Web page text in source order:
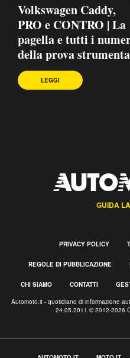
Volkswagen Caddy,
PRO e CONTRO | La
pagella e tutti i
della prova
LEGGI
GUIDA
PRIVACY POLICY
REGOLE DI PUBBLICAZIONE
CHI SIAMO CONTATTI
Automoto.it - quotidiano di informazione
24.05.2011 © 2012-2026